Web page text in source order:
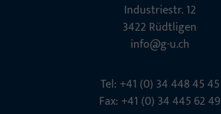
Indu­s­triestr. 12
3422 Rüdt­ligen
info@g-u.ch
Tel: +41 (0) 34 448 45 45
Fax: +41 (0) 34 445 62 49